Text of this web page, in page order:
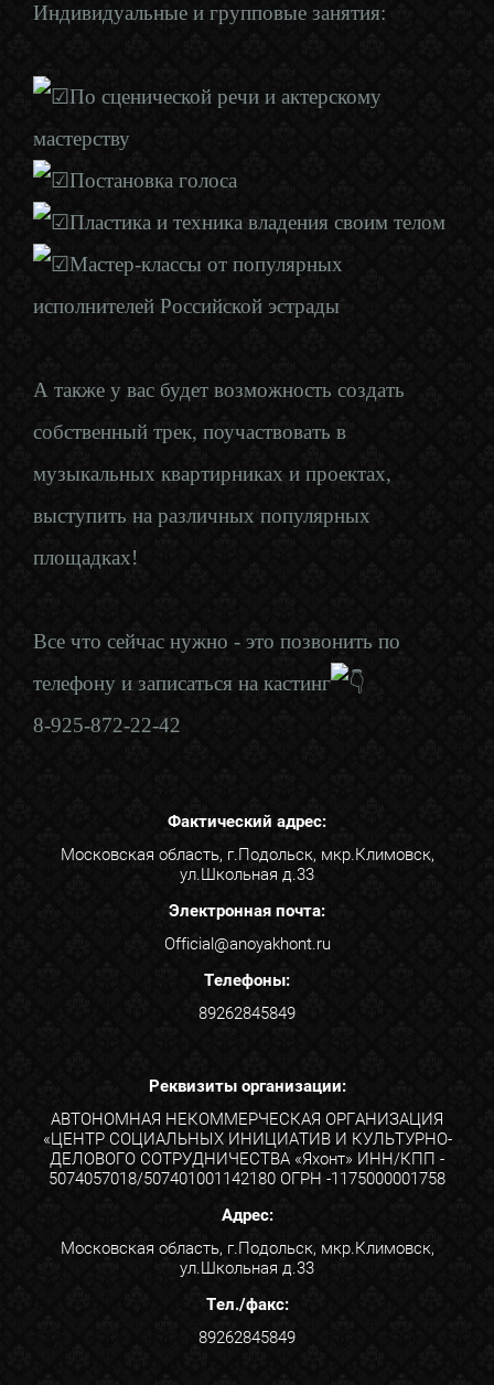
Индивидуальные и групповые занятия:
По сценической речи и актерскому
мастерству
Постановка голоса
Пластика и техника владения своим телом
Мастер-классы от популярных
исполнителей Российской эстрады
А также у вас будет возможность создать
собственный трек, поучаствовать в
музыкальных квартирниках и проектах,
выступить на различных популярных
площадках!
Все что сейчас нужно - это позвонить по
телефону и записаться на кастинг
8-925-872-22-42
Фактический адрес:
Московская область, г.Подольск, мкр.Климовск,
ул.Школьная д.33
Электронная почта:
Official@anoyakhont.ru
Телефоны:
89262845849
Реквизиты организации:
АВТОНОМНАЯ НЕКОММЕРЧЕСКАЯ ОРГАНИЗАЦИЯ
«ЦЕНТР СОЦИАЛЬНЫХ ИНИЦИАТИВ И КУЛЬТУРНО-
ДЕЛОВОГО СОТРУДНИЧЕСТВА «Яхонт» ИНН/КПП -
5074057018/507401001142180 ОГРН -1175000001758
Адрес:
Московская область, г.Подольск, мкр.Климовск,
ул.Школьная д.33
Тел./факс:
89262845849